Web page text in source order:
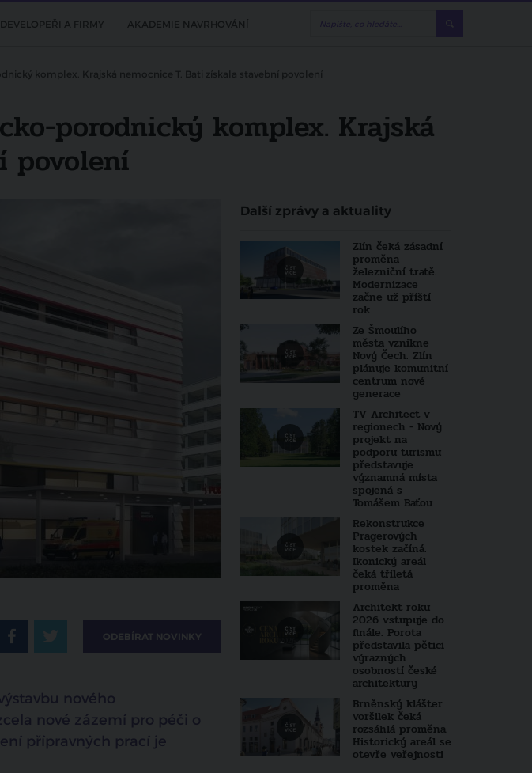
A FIRMY AKADEMIE NAVRHOVÁNÍ
komplex. Krajská nemocnice T. Bati získala stavební povolení
porodnický komplex. Krajská
povolení
ODEBÍRAT NOVINKY
nového
nové zázemí pro péči o
přípravných prací je
Další zprávy a aktuality
Zlín čeká zásadní
proměna
železniční tratě.
Modernizace
začne už příští
rok
Ze Šmoulího
města vznikne
Nový Čech. Zlín
plánuje komunitní
centrum nové
generace
TV Architect v
regionech - Nový
projekt na
podporu turismu
představuje
významná místa
spojená s
Tomášem Baťou
Rekonstrukce
Pragerových
kostek začíná.
Ikonický areál
čeká tříletá
proměna
Architekt roku
2026 vstupuje do
finále. Porota
představila pětici
výrazných
osobností české
architektury
Brněnský klášter
voršilek čeká
rozsáhlá proměna.
Historický areál se
otevře veřejnosti